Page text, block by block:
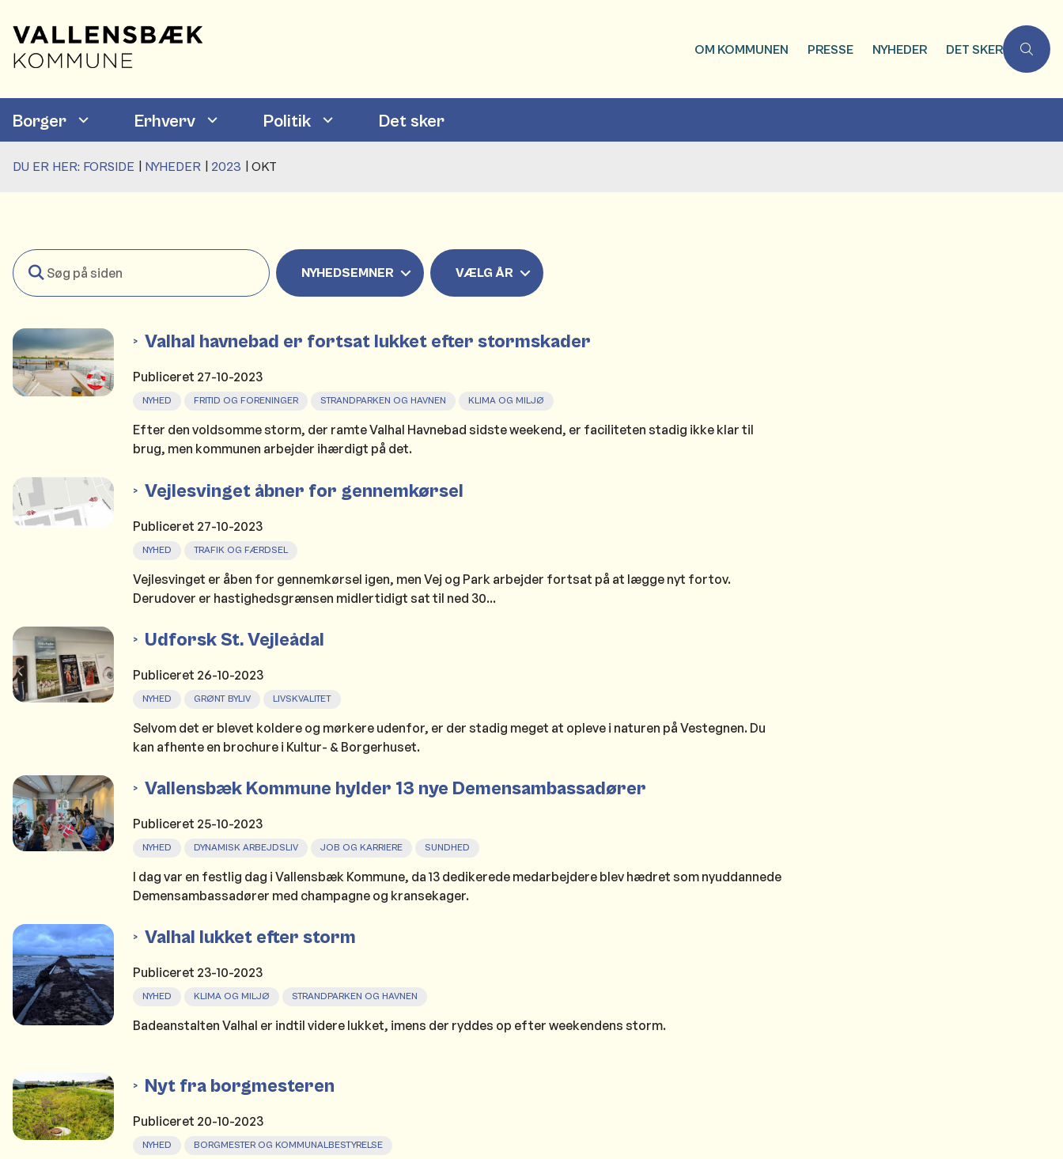
OM KOMMUNEN PRESSE NYHEDER DET SKER
Borger Erhverv Politik Det sker
DU ER HER: FORSIDE NYHEDER 2023 OKT
Søg
på
siden
NYHEDSEMNER VÆLG ÅR
Valhal havnebad er fortsat lukket efter stormskader
Publiceret 27-10-2023
NYHED FRITID OG FORENINGER STRANDPARKEN OG HAVNEN KLIMA OG MILJØ
Efter den voldsomme storm, der ramte Valhal Havnebad sidste weekend, er faciliteten stadig ikke klar til
brug, men kommunen arbejder ihærdigt på det.
Vejlesvinget åbner for gennemkørsel
Publiceret 27-10-2023
NYHED TRAFIK OG FÆRDSEL
Vejlesvinget er åben for gennemkørsel igen, men Vej og Park arbejder fortsat på at lægge nyt fortov.
Derudover er hastighedsgrænsen midlertidigt sat til ned 30...
Udforsk St. Vejleådal
Publiceret 26-10-2023
NYHED GRØNT BYLIV LIVSKVALITET
Selvom det er blevet koldere og mørkere udenfor, er der stadig meget at opleve i naturen på Vestegnen. Du
kan afhente en brochure i Kultur- & Borgerhuset.
Vallensbæk Kommune hylder 13 nye Demensambassadører
Publiceret 25-10-2023
NYHED DYNAMISK ARBEJDSLIV JOB OG KARRIERE SUNDHED
I dag var en festlig dag i Vallensbæk Kommune, da 13 dedikerede medarbejdere blev hædret som nyuddannede
Demensambassadører med champagne og kransekager.
Valhal lukket efter storm
Publiceret 23-10-2023
NYHED KLIMA OG MILJØ STRANDPARKEN OG HAVNEN
Badeanstalten Valhal er indtil videre lukket, imens der ryddes op efter weekendens storm.
Nyt fra borgmesteren
Publiceret 20-10-2023
NYHED BORGMESTER OG KOMMUNALBESTYRELSE